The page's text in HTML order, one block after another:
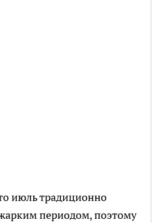
июль традиционно
периодом, поэтому